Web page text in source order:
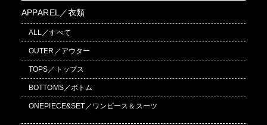
APPAREL／衣類
ALL／すべて
OUTER／アウター
TOPS／トップス
BOTTOMS／ボトム
ONEPIECE&SET／ワンピース＆スーツ